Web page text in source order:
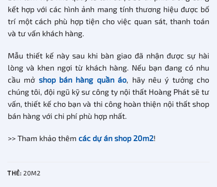
kết hợp với các hình ảnh mang tính thương hiệu được bố
trí một cách phù hợp tiện cho việc quan sát, thanh toán
và tư vấn khách hàng.
Mẫu thiết kế này sau khi bàn giao đã nhận được sự hài
lòng và khen ngợi từ khách hàng. Nếu bạn đang có nhu
cầu mở shop bán hàng quần áo, hãy nêu ý tưởng cho
chúng tôi, đội ngũ kỹ sư công ty nội thất Hoàng Phát sẽ tư
vấn, thiết kế cho bạn và thi công hoàn thiện nội thất shop
bán hàng với chi phí phù hợp nhất.
>> Tham khảo thêm các dự án shop 20m2!
THẺ: 20M2